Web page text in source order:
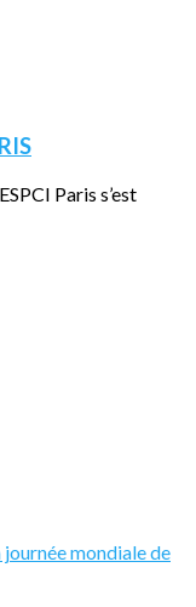
Paris s’est